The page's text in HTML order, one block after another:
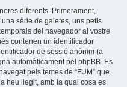
diferents. Primerament,
sèrie de galetes, uns petis
del navegador al vostre
contenen un identificador
de sessió anònim (a
automàticament pel phpBB. Es
pels temes de “FUM” que
heu llegit, amb la qual cosa es